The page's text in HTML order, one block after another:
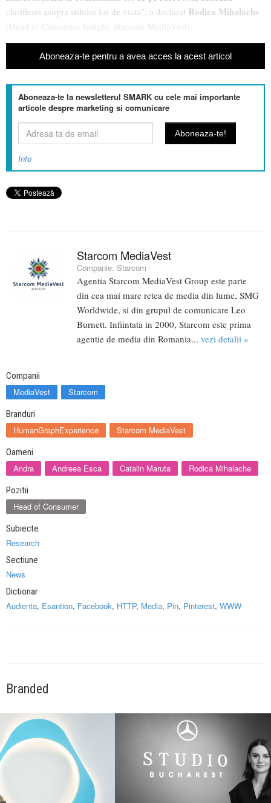
clarificari asupra stilului lor de viata", a declarat Rodica Mihalache
(Head of Consumer Insight, Starcom MediaVest).
Aboneaza-te pentru a avea acces la acest articol
Aboneaza-te la newsletterul SMARK cu cele mai importante
articole despre marketing si comunicare
Info
Starcom MediaVest
Companie: Starcom
Agentia Starcom MediaVest Group este parte
din cea mai mare retea de media din lume, SMG
Worldwide, si din grupul de comunicare Leo
Burnett. Infiintata in 2000, Starcom este prima
agentie de media din Romania... vezi detalii »
Companii
MediaVest Starcom
Branduri
HumanGraphExperience Starcom MediaVest
Oameni
Andra Andreea Esca Catalin Maruta Rodica Mihalache
Pozitii
Head of Consumer
Subiecte
Research
Sectiune
News
Dictionar
Audienta, Esantion, Facebook, HTTP, Media, Pin, Pinterest, WWW
Branded